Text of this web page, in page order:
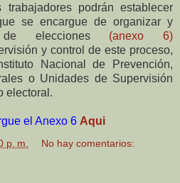
trabajadores podrán establecer
se encargue de organizar y
elecciones (anexo 6)
y control de este proceso,
Nacional de Prevención,
o Unidades de Supervisión
electoral.
el Anexo 6 Aqui
p. m. No hay comentarios: